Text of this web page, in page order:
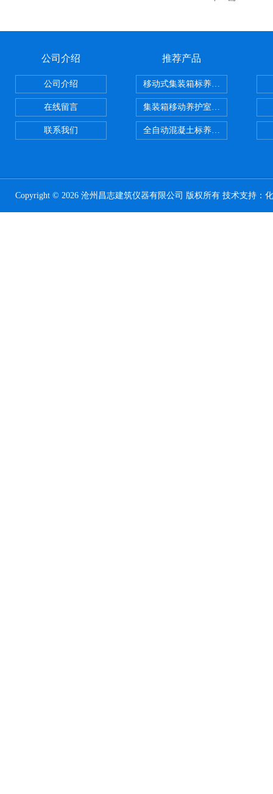
公司介绍
公司介绍
在线留言
联系我们
推荐产品
移动式集装箱标养室 养护室设备
集装箱移动养护室 标养室
全自动混凝土标养室恒温恒湿设备
Copyright © 2026 沧州昌志建筑仪器有限公司 版权所有 技术支持：